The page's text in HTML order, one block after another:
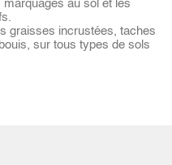
au sol et les
graisses incrustées, taches
sur tous types de sols